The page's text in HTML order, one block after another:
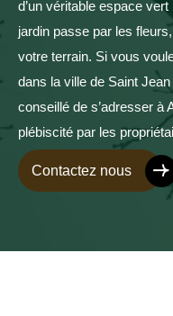
d’un véritable espace
jardin passe par les
votre terrain. Si vous
dans la ville de Saint
conseillé de s’adresser à
plébiscité par les
Contactez nous